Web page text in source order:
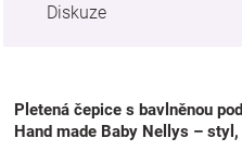
Diskuze
Pletená čepice s bavlněnou
Hand made Baby Nellys –